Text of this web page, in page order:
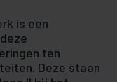
is een
ten
Deze staan